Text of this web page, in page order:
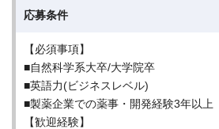
応募条件
【必須事項】
■自然科学系大卒/大学院卒
■英語力(ビジネスレベル)
■製薬企業での薬事・開発経験3年以上
【歓迎経験】